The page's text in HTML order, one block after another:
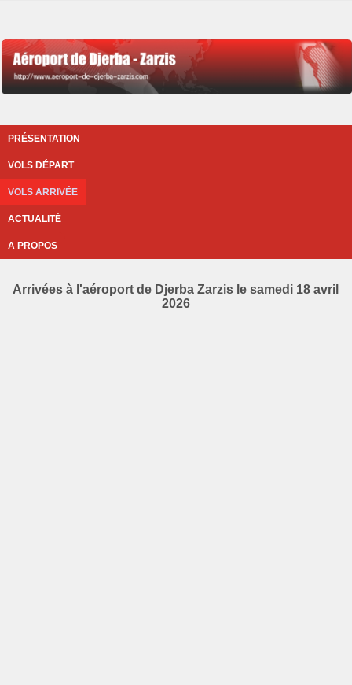
PRÉSENTATION
VOLS DÉPART
VOLS ARRIVÉE
ACTUALITÉ
A PROPOS
Arrivées à l'aéroport de Djerba Zarzis le samedi 18 avril
2026